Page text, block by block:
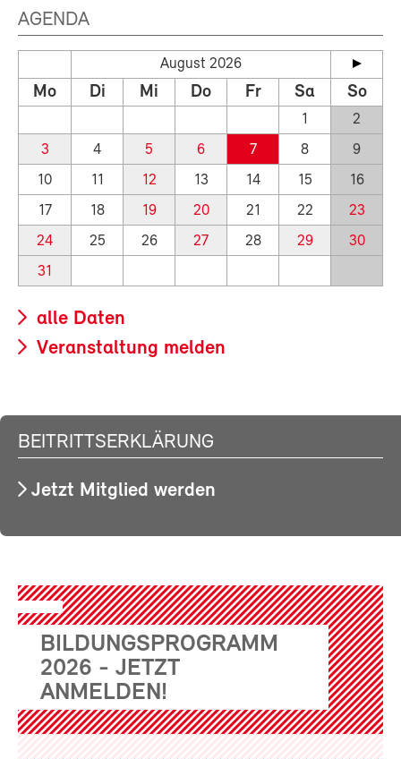
AGENDA
August 2026
Mo Di Mi Do Fr Sa So
1
2
3
4 5 6 7 8
9
10
11 12 13 14 15
16
17
18 19 20 21 22
23
24
25 26 27 28 29
30
31
alle Daten
Veranstaltung melden
BEITRITTSERKLÄRUNG
Jetzt Mitglied werden
BILDUNGSPROGRAMM
2026 - JETZT
ANMELDEN!